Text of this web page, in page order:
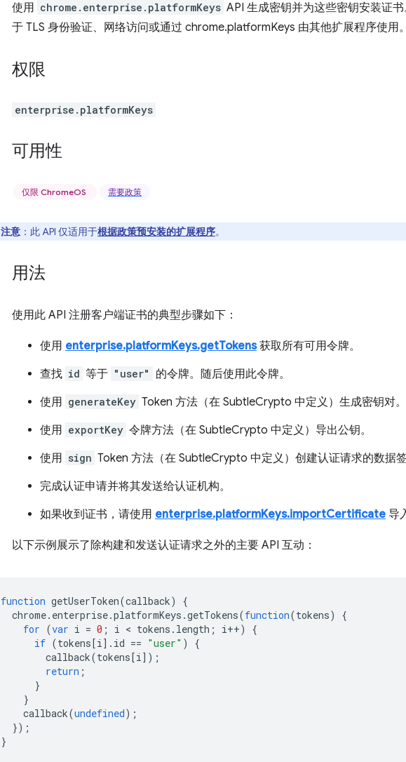
使用 chrome.enterprise.platformKeys API 生成密钥并为这些密钥安装证
于 TLS 身份验证、网络访问或通过 chrome.platformKeys 由其他扩展程序使用。
权限
enterprise.platformKeys
可用性
仅限 ChromeOS 需要政策
注意 ：此 API 仅适用于根据政策预安装的扩展程序。
用法
使用此 API 注册客户端证书的典型步骤如下：
使用 enterprise.platformKeys.getTokens获取所有可用令牌。
查找 id 等于 "user"
的令牌。随后使用此令牌。
使用 generateKey Token 方法（在 SubtleCrypto 中定义）生成密钥对。
使用 exportKey 令牌方法（在 SubtleCrypto 中定义）导出公钥。
使用 sign Token 方法（在 SubtleCrypto 中定义）创建认证请求的数据签
完成认证申请并将其发送给认证机构。
如果收到证书，请使用 enterprise.platformKeys.importCertificate 导
以下示例展示了除构建和发送认证请求之外的主要 API 互动：
function getUserToken(callback)
{
chrome. enterprise.platformKeys .getTokens(function(tokens)
{
for (var i = 0 ; i < tokens . length ; i++)
{
if (tokens[i]. id == "user" )
{
callback(tokens[i]);
return ;
}
}
callback(undefined);
});
}